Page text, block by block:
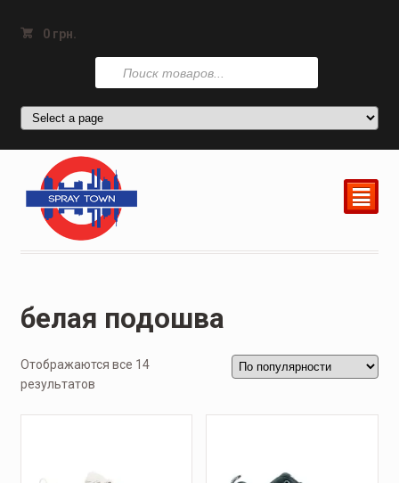
0 грн.
Поиск
товаров
²
белая подошва
Отображаются все 14
результатов